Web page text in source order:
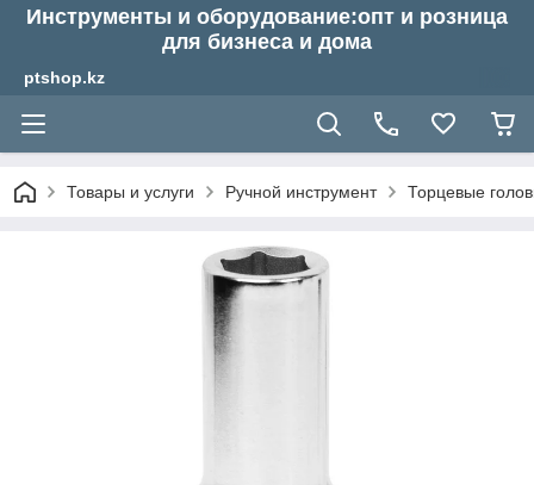
Инструменты и оборудование:опт и розница
для бизнеса и дома
ptshop.kz
Товары и услуги Ручной инструмент Торцевые